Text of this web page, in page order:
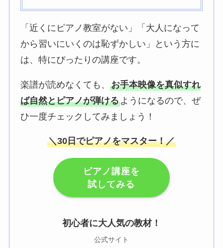
「近くにピアノ教室がない」「大人になって
から習いにいくのは恥ずかしい」という方に
は、特にぴったりの講座です。
楽譜が読めなくても、お手本映像を真似すれ
ば自然とピアノが弾けるようになるので、ぜ
ひ一度チェックしてみましょう！
＼30日でピアノをマスター！／
ピアノ講座を
試してみる
初心者に大人気の教材！
公式サイト